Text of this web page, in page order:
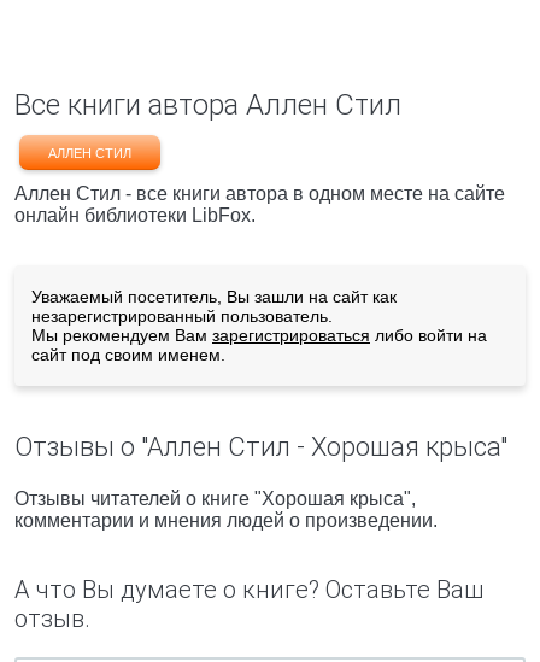
Все книги автора Аллен Стил
АЛЛЕН СТИЛ
Аллен Стил - все книги автора в одном месте на сайте
онлайн библиотеки LibFox.
Уважаемый посетитель, Вы зашли на сайт как
незарегистрированный пользователь.
Мы рекомендуем Вам зарегистрироваться либо войти на
сайт под своим именем.
Отзывы о "Аллен Стил - Хорошая крыса"
Отзывы читателей о книге "Хорошая крыса",
комментарии и мнения людей о произведении.
А что Вы думаете о книге? Оставьте Ваш
отзыв.